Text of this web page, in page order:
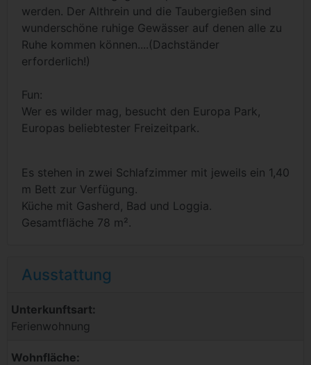
werden. Der Althrein und die Taubergießen sind
wunderschöne ruhige Gewässer auf denen alle zu
Ruhe kommen können....(Dachständer
erforderlich!)
Fun:
Wer es wilder mag, besucht den Europa Park,
Europas beliebtester Freizeitpark.
Es stehen in zwei Schlafzimmer mit jeweils ein 1,40
m Bett zur Verfügung.
Küche mit Gasherd, Bad und Loggia.
Gesamtfläche 78 m².
Ausstattung
Unterkunftsart:
Ferienwohnung
Wohnfläche: